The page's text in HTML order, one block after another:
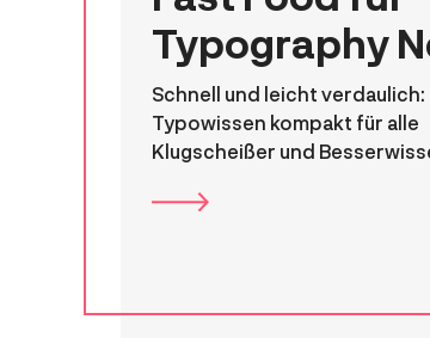
Typography
Schnell und leicht verdaulich:
Typowissen kompakt für alle
Klugscheißer und